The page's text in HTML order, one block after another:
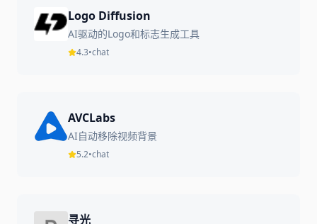
Logo Diffusion
AI驱动的Logo和标志生成工具
4.3•chat
AVCLabs
AI自动移除视频背景
5.2•chat
寻光